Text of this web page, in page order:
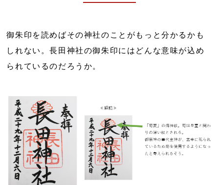
御朱印を読めばその神社のことがもっと分かるかも
しれない。長田神社の御朱印にはどんな意味が込め
られているのだろうか。